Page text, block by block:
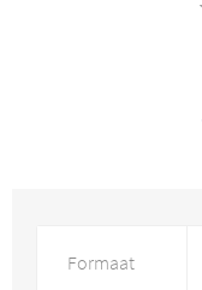
Formaat